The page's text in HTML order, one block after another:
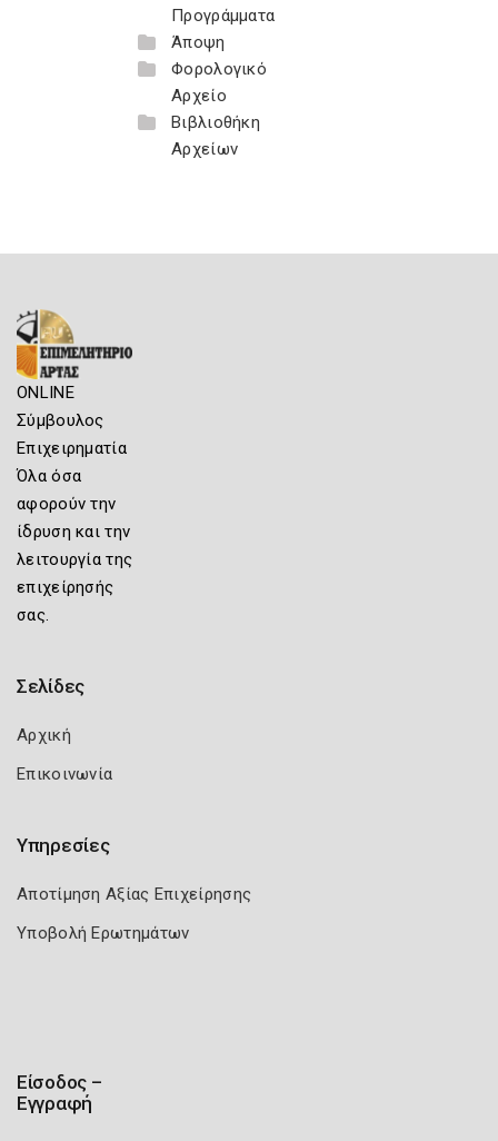
Προγράμματα
Άποψη
Φορολογικό
Αρχείο
Βιβλιοθήκη
Αρχείων
ONLINE
Σύμβουλος
Επιχειρηματία
Όλα όσα
αφορούν την
ίδρυση και την
λειτουργία της
επιχείρησής
σας.
Σελίδες
Αρχική
Επικοινωνία
Υπηρεσίες
Αποτίμηση Αξίας Επιχείρησης
Υποβολή Ερωτημάτων
Είσοδος –
Εγγραφή